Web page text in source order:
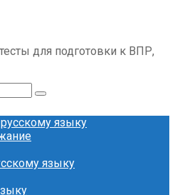
для подготовки к ВПР,
языку
языку